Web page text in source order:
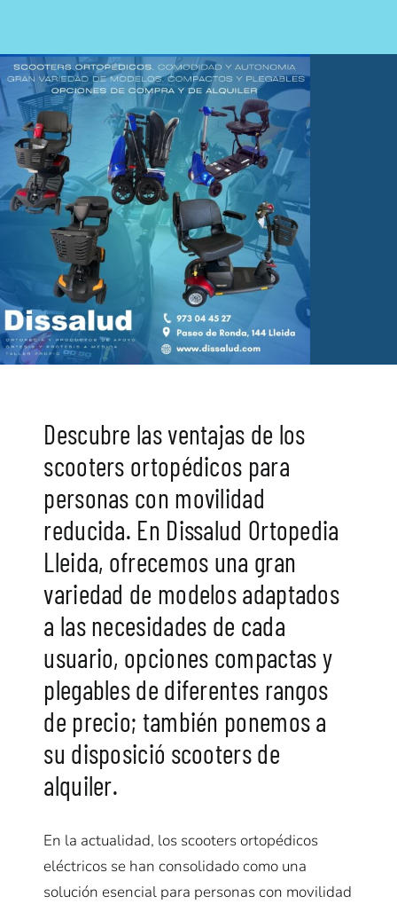
Geriatría
Medicina
Ortopedia
Descubre las ventajas de los
scooters ortopédicos para
personas con movilidad
reducida. En Dissalud Ortopedia
Lleida, ofrecemos una gran
variedad de modelos adaptados
a las necesidades de cada
usuario, opciones compactas y
plegables de diferentes rangos
de precio; también ponemos a
su disposició scooters de
alquiler.
En la actualidad, los scooters ortopédicos
eléctricos se han consolidado como una
solución esencial para personas con movilidad